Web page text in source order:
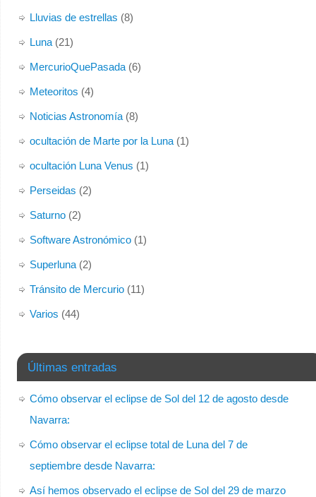
Lluvias de estrellas (8)
Luna(21)
MercurioQuePasada(6)
Meteoritos (4)
Noticias Astronomía(8)
ocultación de Marte por la Luna(1)
ocultación Luna Venus (1)
Perseidas (2)
Saturno(2)
Software Astronómico(1)
Superluna(2)
Tránsito de Mercurio(11)
Varios (44)
Últimas entradas
Cómo observar el eclipse de Sol del 12 de agosto desde
Navarra:
Cómo observar el eclipse total de Luna del 7 de
septiembre desde Navarra:
Así hemos observado el eclipse de Sol del 29 de marzo